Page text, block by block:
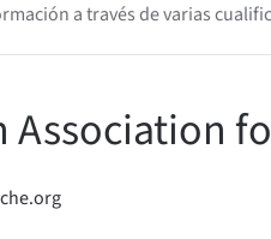
a través de varias
Association